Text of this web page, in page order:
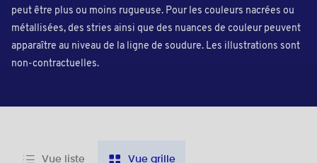
peut être plus ou moins rugueuse. Pour les couleurs nacrées ou
métallisées, des stries ainsi que des nuances de couleur peuvent
apparaître au niveau de la ligne de soudure. Les illustrations sont
non-contractuelles.
Vue liste Vue grille